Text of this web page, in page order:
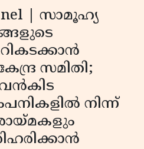
| സാമൂഹ്യ
സമിതി;
നിന്ന്